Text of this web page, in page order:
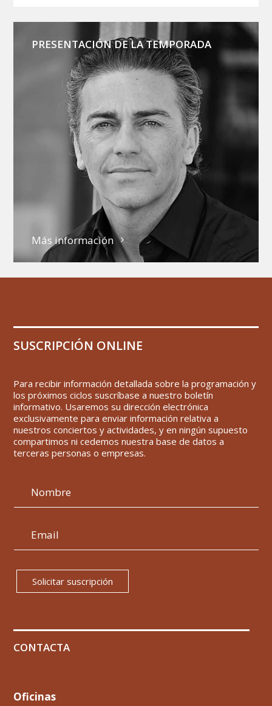
PRESENTACIÓN DE LA TEMPORADA
Más información
SUSCRIPCIÓN ONLINE
Para recibir información detallada sobre la programación y
los próximos ciclos suscríbase a nuestro boletín
informativo. Usaremos su dirección electrónica
exclusivamente para enviar información relativa a
nuestros conciertos y actividades, y en ningún supuesto
compartimos ni cedemos nuestra base de datos a
terceras personas o empresas.
Solicitar suscripción
CONTACTA
Oficinas